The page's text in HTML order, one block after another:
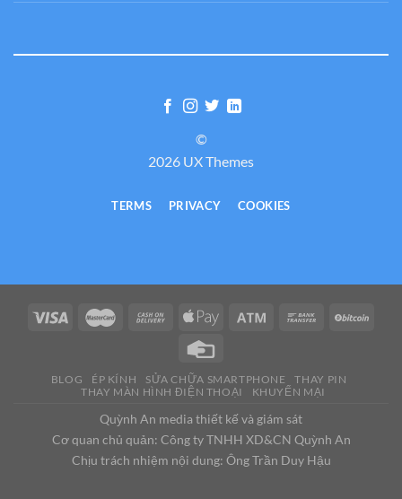
©
2026 UX Themes
TERMS PRIVACY COOKIES
BLOG ÉP KÍNH SỬA CHỮA SMARTPHONE
THAY PIN
THAY MÀN HÌNH ĐIỆN THOẠI
KHUYẾN MẠI
Quỳnh An media thiết kế và giám sát
Cơ quan chủ quản: Công ty TNHH XD&CN Quỳnh An
Chịu trách nhiệm nội dung: Ông Trần Duy Hậu